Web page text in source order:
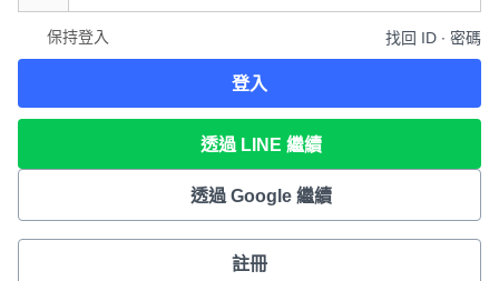
保持登入 找回 ID ∙ 密碼
登入
透過 LINE 繼續
透過 Google 繼續
註冊